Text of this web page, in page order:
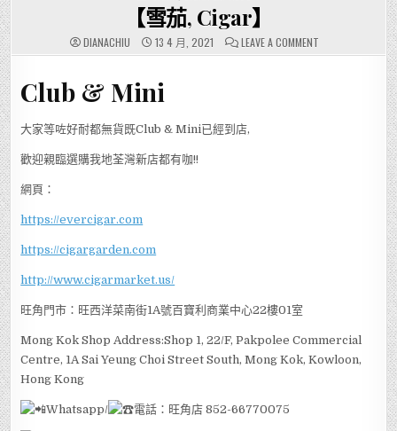
IN
【雪茄, Cigar】
DIANACHIU 13 4 月, 2021 LEAVE A COMMENTON
【雪
Club & Mini
大家等咗好耐都無貨既Club & Mini已經到店,
歡迎親臨選購我地荃灣新店都有咖!!
網頁：
https://evercigar.com
https://cigargarden.com
http://www.cigarmarket.us/
旺角門市：旺西洋菜南街1A號百寶利商業中心22樓01室
Mong Kok Shop Address:Shop 1, 22/F, Pakpolee Commercial
Centre, 1A Sai Yeung Choi Street South, Mong Kok, Kowloon,
Hong Kong
Whatsapp/ 電話：旺角店 852-66770075